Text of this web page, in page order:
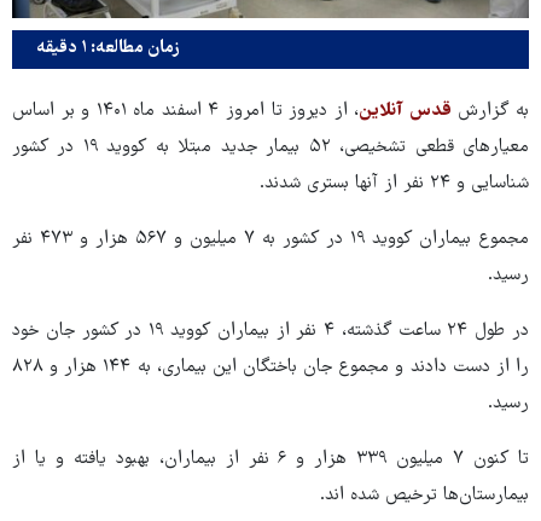
زمان مطالعه: ۱ دقیقه
به گزارش قدس آنلاین
، از دیروز تا امروز ۴ اسفند ماه ۱۴۰۱ و بر اساس
معیارهای قطعی تشخیصی، ۵۲ بیمار جدید مبتلا به کووید ۱۹ در کشور
شناسایی و ۲۴ نفر از آنها بستری شدند.
مجموع بیماران کووید ۱۹ در کشور به ۷ میلیون و ۵۶۷ هزار و ۴۷۳ نفر
رسید.
در طول ۲۴ ساعت گذشته، ۴ نفر از بیماران کووید ۱۹ در کشور جان خود
را از دست دادند و مجموع جان باختگان این بیماری، به ۱۴۴ هزار و ۸۲۸
رسید.
تا کنون ۷ میلیون ۳۳۹ هزار و ۶ نفر از بیماران، بهبود یافته و یا از
بیمارستان‌ها ترخیص شده اند.